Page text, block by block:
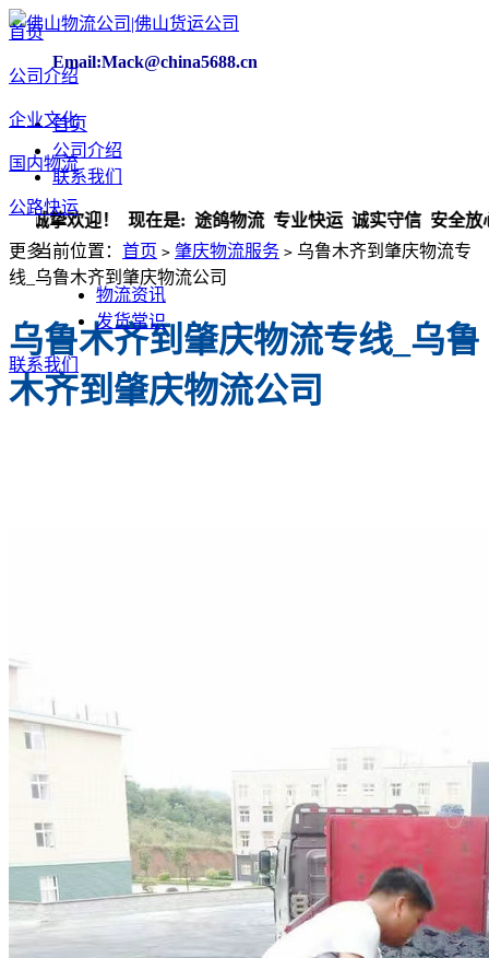
Email:Mack@china5688.cn
首页
公司介绍
联系我们
迎！ 现在是: 途鸽物流 专业快运 诚实守信 安全放心！
首页
公司介绍
企业文化
国内物流
公路快运
更多
物流资讯
发货常识
联系我们
当前位置： 首页 > 肇庆物流服务 > ​乌鲁木齐到肇庆物流专
线_乌鲁木齐到肇庆物流公司
​乌鲁木齐到肇庆物流专线_乌鲁
木齐到肇庆物流公司